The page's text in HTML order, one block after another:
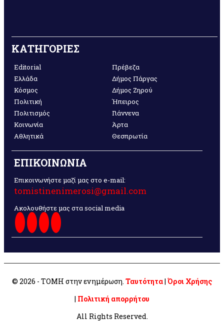
ΚΑΤΗΓΟΡΙΕΣ
Editorial
Ελλάδα
Κόσμος
Πολιτική
Πολιτισμός
Κοινωνία
Αθλητικά
Πρέβεζα
Δήμος Πάργας
Δήμος Ζηρού
Ήπειρος
Γιάννενα
Άρτα
Θεσπρωτία
ΕΠΙΚΟΙΝΩΝΙΑ
Επικοινωνήστε μαζί μας στο e-mail:
tomistinenimerosi@gmail.com
Ακολουθήστε μας στα social media
© 2026 - ΤΟΜΗ στην ενημέρωση. Ταυτότητα| Όροι Χρήσης
| Πολιτική απορρήτου
All Rights Reserved.